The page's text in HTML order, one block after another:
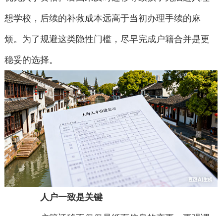
想学校，后续的补救成本远高于当初办理手续的麻
烦。为了规避这类隐性门槛，尽早完成户籍合并是更
稳妥的选择。
人户一致是关键